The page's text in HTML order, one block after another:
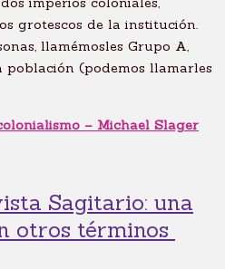
grotescos de la institución.
llamémosles Grupo A,
(podemos llamarles
– Michael Slager
Sagitario: una
otros términos